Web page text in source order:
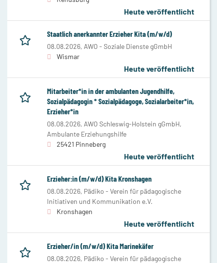
Heute veröffentlicht
Staatlich anerkannter Erzieher Kita (m/w/d)
08.08.2026, AWO - Soziale Dienste gGmbH
Wismar
Heute veröffentlicht
Mitarbeiter*in in der ambulanten Jugendhilfe,
Sozialpädagogin * Sozialpädagoge, Sozialarbeiter*in,
Erzieher*in
08.08.2026, AWO Schleswig-Holstein gGmbH,
Ambulante Erziehungshilfe
25421 Pinneberg
Heute veröffentlicht
Erzieher:in (m/w/d) Kita Kronshagen
08.08.2026, Pädiko - Verein für pädagogische
Initiativen und Kommunikation e.V.
Kronshagen
Heute veröffentlicht
Erzieher/in (m/w/d) Kita Marinekäfer
08.08.2026, Pädiko - Verein für pädagogische